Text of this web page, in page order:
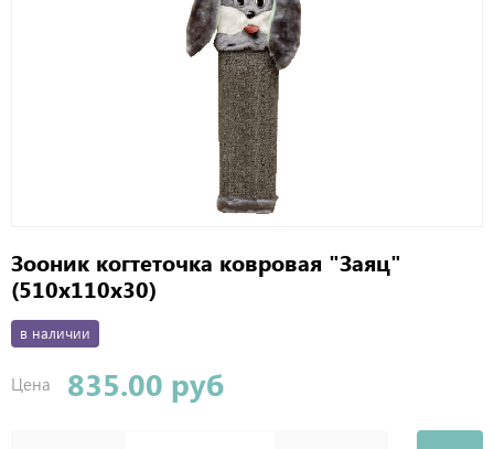
Зооник когтеточка ковровая "Заяц"
(510х110х30)
в наличии
Цена 835.00 руб